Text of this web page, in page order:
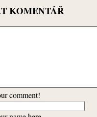
KOMENTÁŘ
comment!